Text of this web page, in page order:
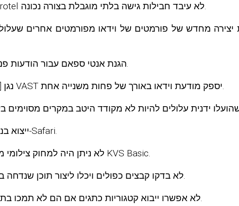
[חמור] מעבד התשלומים של Verotel לא עיבד חבילות גישה בלתי מוגבלת בצורה נכונה.
[בינוני] הגנת אנטי ספאם עבור הודעות פנימיות פעלה בצורה שגויה.
נגן [בינוני] עלול להיתקע אם מפרסם VAST יספק מודעת וידאו באורך של פחות משנייה אחת.
[נמוך] ייצוא בנאי הזנה לא פעל כהלכה ב-Safari.
[נמוך] לא ניתן היה למחוק צילומי מסך של ציר הזמן בחבילות KVS Basic.
Grabbers לא בדקו קבצים כפולים ויכלו ליצור תוכן שנדחה במהלך ההמרה.
[נמוך] Grabbers לא אפשרו ייבוא ​​קטגוריות כתגים אם הם לא תמכו בתגים באופן כללי.